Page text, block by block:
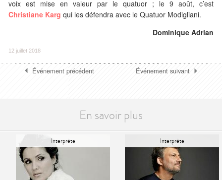
voix est mise en valeur par le quatuor ; le 9 août, c’est
Christiane Karg qui les défendra avec le Quatuor Modigliani.
Dominique Adrian
12 juillet 2018
Événement précédent Événement suivant
En savoir plus
Interprète Interprète